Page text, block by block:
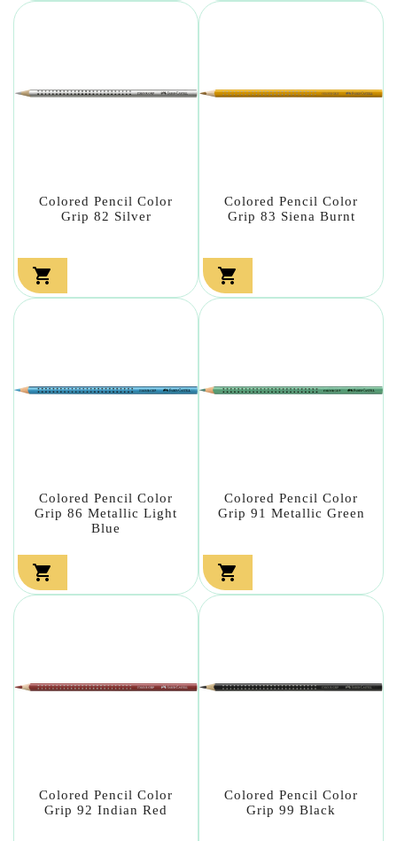
Colored Pencil Color
Grip 82 Silver

Colored Pencil Color
Grip 83 Siena Burnt

Colored Pencil Color
Grip 86 Metallic Light
Blue

Colored Pencil Color
Grip 91 Metallic Green

Colored Pencil Color
Grip 92 Indian Red
Colored Pencil Color
Grip 99 Black